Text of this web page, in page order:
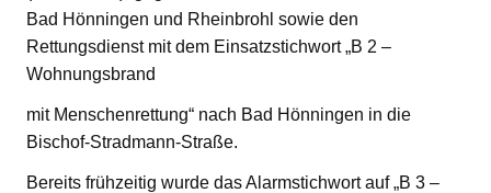
Bad Hönningen und Rheinbrohl sowie den
Rettungsdienst mit dem Einsatzstichwort „B 2 –
Wohnungsbrand
mit Menschenrettung“ nach Bad Hönningen in die
Bischof-Stradmann-Straße.
Bereits frühzeitig wurde das Alarmstichwort auf „B 3 –